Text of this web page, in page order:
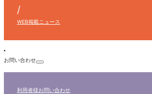
/
WEB掲載ニュース
お問い合わせ
利用者様お問い合わせ